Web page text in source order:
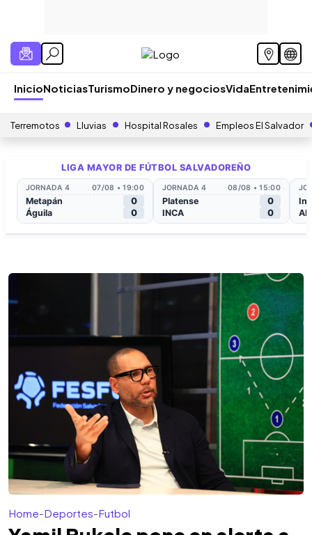
InicioNoticiasTurismoDinero y negociosVida
Terremotos Lluvias Hospital Rosales Empleos El Salvador
Home-Deportes-Futbol